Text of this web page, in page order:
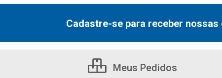
Cadastre-se para receber
Meus Pedidos